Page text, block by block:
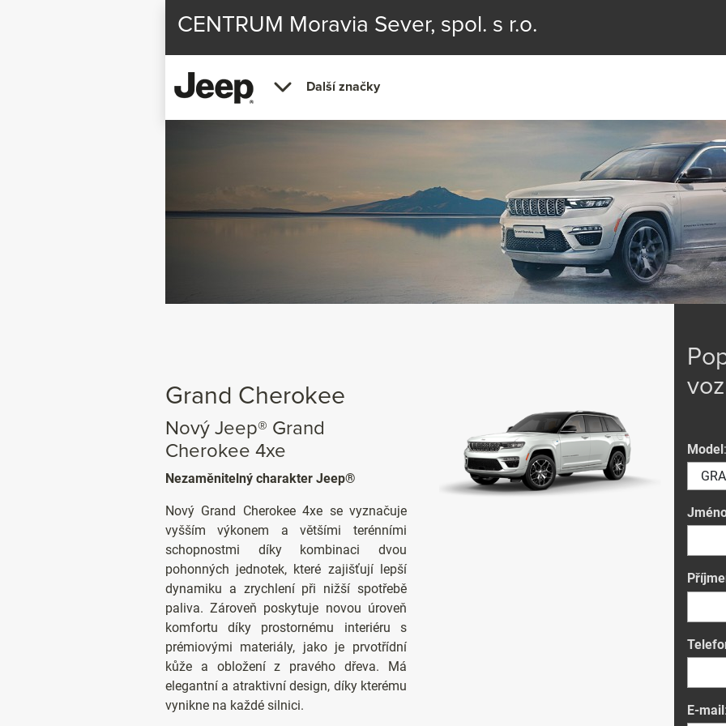
CENTRUM Moravia Sever, spol. s r.o.
Další značky
Grand Cherokee
Nový Jeep® Grand
Cherokee 4xe
Nezaměnitelný charakter Jeep®
Nový Grand Cherokee 4xe se vyznačuje
vyšším výkonem a většími terénními
schopnostmi díky kombinaci dvou
pohonných jednotek, které zajišťují lepší
dynamiku a zrychlení při nižší spotřebě
paliva. Zároveň poskytuje novou úroveň
komfortu díky prostornému interiéru s
prémiovými materiály, jako je prvotřídní
kůže a obložení z pravého dřeva. Má
elegantní a atraktivní design, díky kterému
vynikne na každé silnici.
Model
E-mail